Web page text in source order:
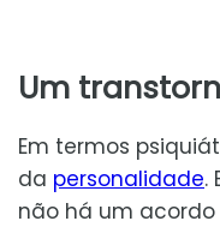
Um
Em termos
da personalidade.
não há um